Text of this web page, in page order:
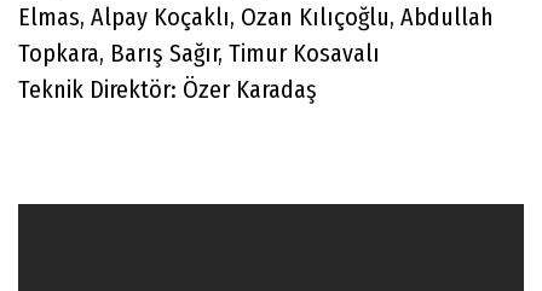
Elmas, Alpay Koçaklı, Ozan Kılıçoğlu, Abdullah
Topkara, Barış Sağır, Timur Kosavalı
Teknik Direktör: Özer Karadaş